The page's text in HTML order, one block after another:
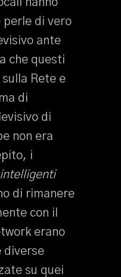
hanno
perle di vero
ante
che questi
Rete e
di
di
non era
i
di rimanere
con il
erano
diverse
su quei